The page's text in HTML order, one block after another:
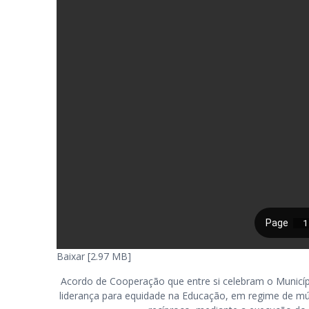
Baixar [2.97 MB]
Acordo de Cooperação que entre si celebram o
liderança para equidade na Educação, em regime de